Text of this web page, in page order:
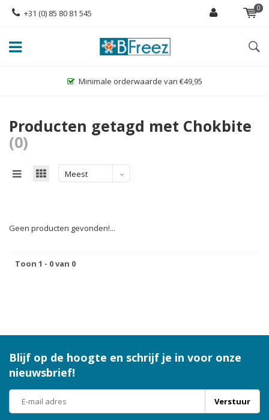
+31 (0) 85 80 81 545 0
Minimale orderwaarde van €49,95
Producten getagd met Chokbite
(0)
Meest
Geen producten gevonden!...
Toon 1 - 0 van 0
Blijf op de hoogte en schrijf je in voor onze
nieuwsbrief!
Verstuur